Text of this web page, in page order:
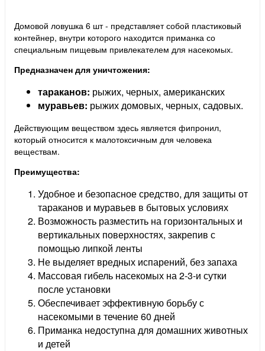
Домовой ловушка 6 шт - представляет собой пластиковый
контейнер, внутри которого находится приманка со
специальным пищевым привлекателем для насекомых.
Предназначен для уничтожения:
тараканов: рыжих, черных, американских
муравьев: рыжих домовых, черных, садовых.
Действующим веществом здесь является фипронил,
который относится к малотоксичным для человека
веществам.
Преимущества:
Удобное и безопасное средство, для защиты от
тараканов и муравьев в бытовых условиях
Возможность разместить на горизонтальных и
вертикальных поверхностях, закрепив с
помощью липкой ленты
Не выделяет вредных испарений, без запаха
Массовая гибель насекомых на 2-3-и сутки
после установки
Обеспечивает эффективную борьбу с
насекомыми в течение 60 дней
Приманка недоступна для домашних животных
и детей